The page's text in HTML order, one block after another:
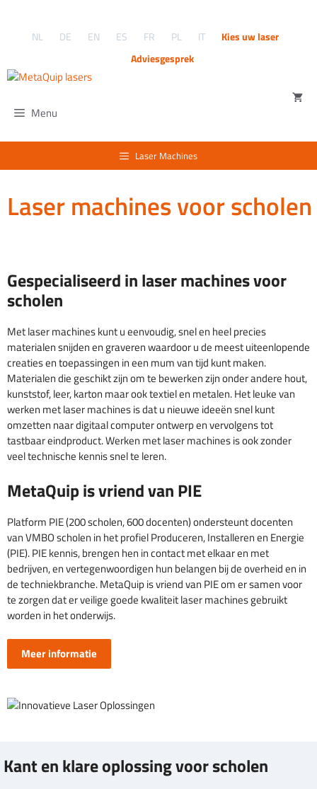
NL DE EN ES FR PL IT
Kies uw laser
Adviesgesprek
Menu
Laser Machines
Laser machines voor scholen
Gespecialiseerd in laser machines voor
scholen
Met laser machines kunt u eenvoudig, snel en heel precies
materialen snijden en graveren waardoor u de meest uiteenlopende
creaties en toepassingen in een mum van tijd kunt maken.
Materialen die geschikt zijn om te bewerken zijn onder andere hout,
kunststof, leer, karton maar ook textiel en metalen. Het leuke van
werken met laser machines is dat u nieuwe ideeën snel kunt
omzetten naar digitaal computer ontwerp en vervolgens tot
tastbaar eindproduct. Werken met laser machines is ook zonder
veel technische kennis snel te leren.
MetaQuip is vriend van PIE
Platform PIE (200 scholen, 600 docenten) ondersteunt docenten
van VMBO scholen in het profiel Produceren, Installeren en Energie
(PIE). PIE kennis, brengen hen in contact met elkaar en met
bedrijven, en vertegenwoordigen hun belangen bij de overheid en in
de techniekbranche. MetaQuip is vriend van PIE om er samen voor
te zorgen dat er veilige goede kwaliteit laser machines gebruikt
worden in het onderwijs.
Meer informatie
Kant en klare oplossing voor scholen